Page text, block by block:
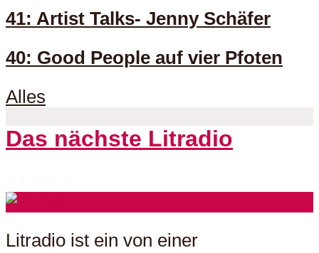
41: Artist Talks- Jenny Schäfer
40: Good People auf vier Pfoten
Alles
Das nächste Litradio
Litradio ist ein von einer